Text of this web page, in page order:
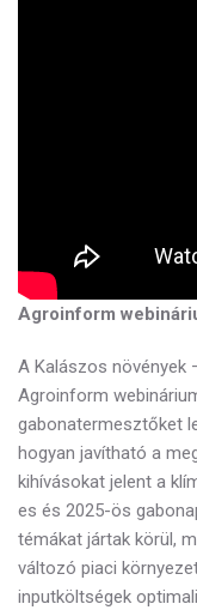
Agroinform
A Kalászos növények
Agroinform
gabonatermesztőket
hogyan javítható a
kihívásokat jelent a
es és 2025-ös
témákat jártak körül,
változó piaci
inputköltségek